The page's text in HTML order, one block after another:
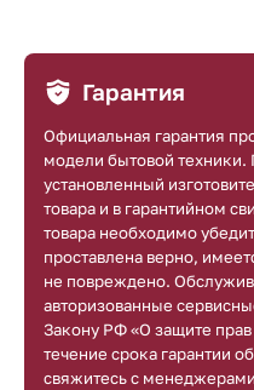
Гарантия
Официальная гарантия
модели бытовой техники.
установленный
товара и в гарантийном
товара необходимо
проставлена верно,
не повреждено.
авторизованные
Закону РФ «О защите
течение срока гарантии
свяжитесь с